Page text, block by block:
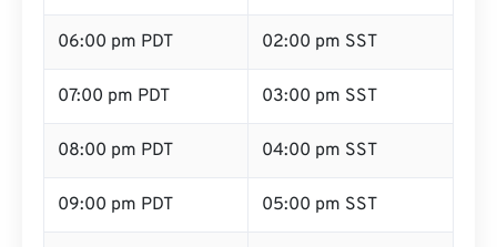
06:00 pm PDT 02:00 pm SST
07:00 pm PDT 03:00 pm SST
08:00 pm PDT 04:00 pm SST
09:00 pm PDT 05:00 pm SST